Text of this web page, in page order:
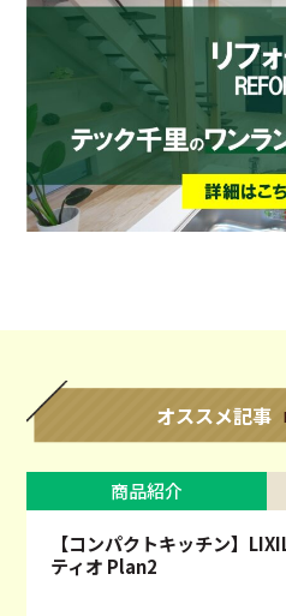
オススメ記事
商品紹介
【コンパクトキッチン】
ティオ Plan2